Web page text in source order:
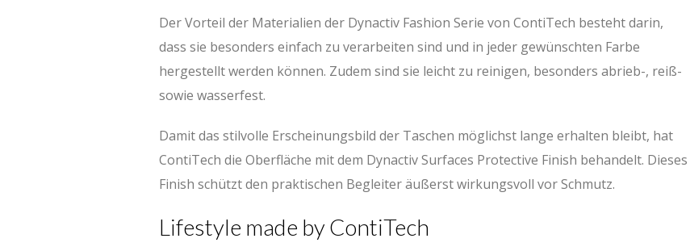
Der Vorteil der Materialien der Dynactiv Fashion Serie von ContiTech besteht darin,
dass sie besonders einfach zu verarbeiten sind und in jeder gewünschten Farbe
hergestellt werden können. Zudem sind sie leicht zu reinigen, besonders abrieb-, reiß-
sowie wasserfest.
Damit das stilvolle Erscheinungsbild der Taschen möglichst lange erhalten bleibt, hat
ContiTech die Oberfläche mit dem Dynactiv Surfaces Protective Finish behandelt. Dieses
Finish schützt den praktischen Begleiter äußerst wirkungsvoll vor Schmutz.
Lifestyle made by ContiTech